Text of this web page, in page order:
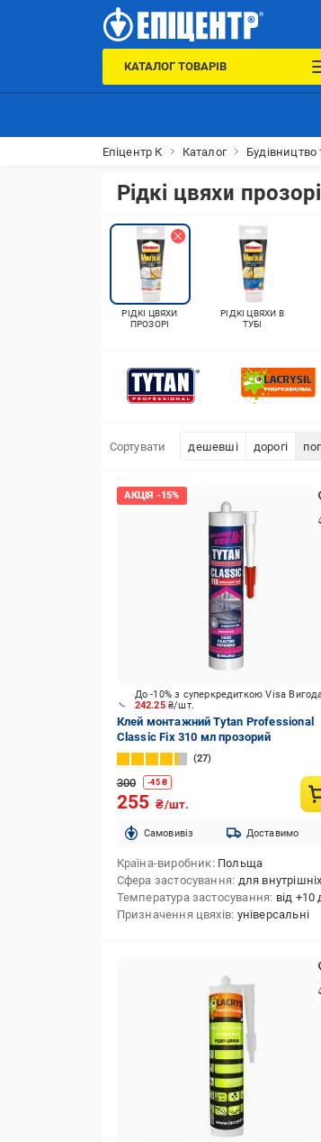
КАТАЛОГ ТОВАРІВ
Епіцентр К Каталог Будівництво
Рідкі цвяхи прозорі
РІДКІ ЦВЯХИ
ПРОЗОРІ
РІДКІ ЦВЯХИ В
ТУБІ
Сортувати дешевші дорогі
242.25 ₴/шт.
До -10% з суперкредиткою Visa
Клей монтажний Tytan Professional
Classic Fix 310 мл прозорий
27
300 -45₴
255 ₴/шт.
Cамовивіз Доставимо
Країна-виробник Польща
Сфера застосування для внутрішніх і зовнішніх робіт
Температура застосування від +10 до
Призначення цвяхів універсальні